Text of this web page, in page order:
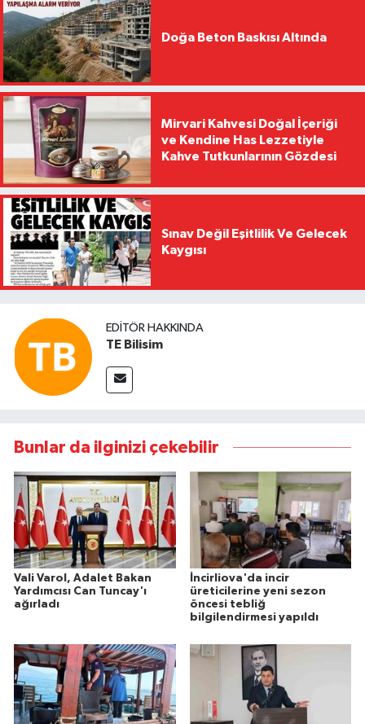
Doğa Beton Baskısı Altında
Mirvari Kahvesi Doğal İçeriği
ve Kendine Has Lezzetiyle
Kahve Tutkunlarının Gözdesi
Sınav Değil Eşitlilik Ve Gelecek
Kaygısı
EDITÖR HAKKINDA
TE Bilisim
Bunlar da ilginizi çekebilir
Vali Varol, Adalet Bakan
Yardımcısı Can Tuncay'ı
ağırladı
İncirliova'da incir
üreticilerine yeni sezon
öncesi tebliğ
bilgilendirmesi yapıldı